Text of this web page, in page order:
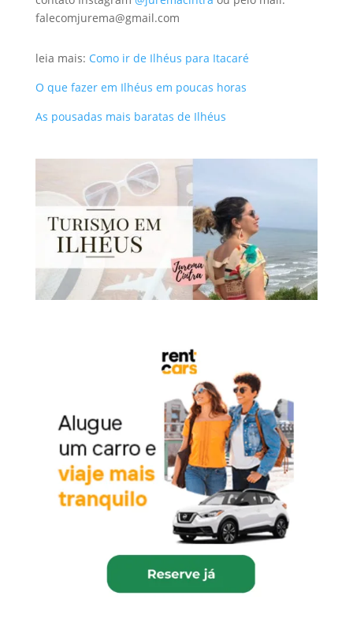
falecomjurema@gmail.com
leia mais: Como ir de Ilhéus para Itacaré
O que fazer em Ilhéus em poucas horas
As pousadas mais baratas de Ilhéus